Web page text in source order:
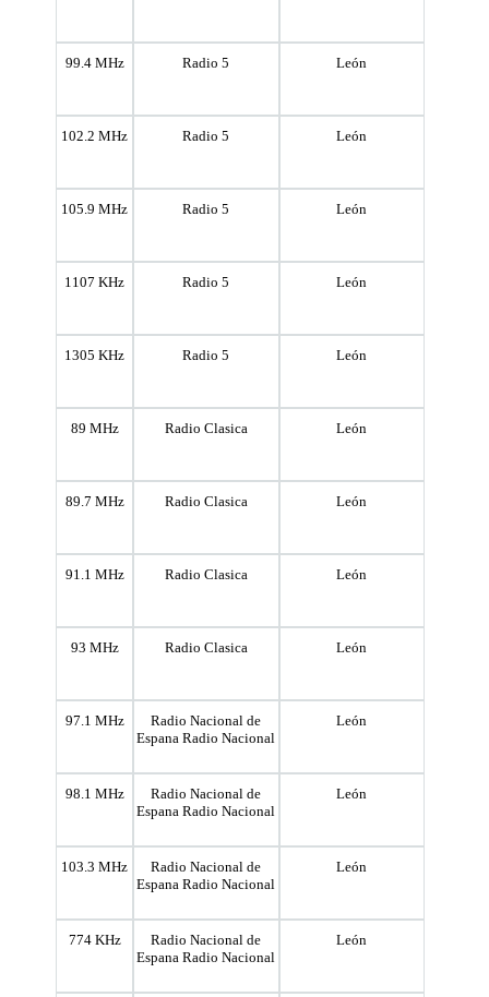
99.4 MHz Radio 5 León
102.2 MHz Radio 5 León
105.9 MHz Radio 5 León
1107 KHz Radio 5 León
1305 KHz Radio 5 León
89 MHz Radio Clasica León
89.7 MHz Radio Clasica León
91.1 MHz Radio Clasica León
93 MHz Radio Clasica León
97.1 MHz
Radio Nacional de
Espana Radio Nacional
León
98.1 MHz
Radio Nacional de
Espana Radio Nacional
León
103.3 MHz
Radio Nacional de
Espana Radio Nacional
León
774 KHz
Radio Nacional de
Espana Radio Nacional
León